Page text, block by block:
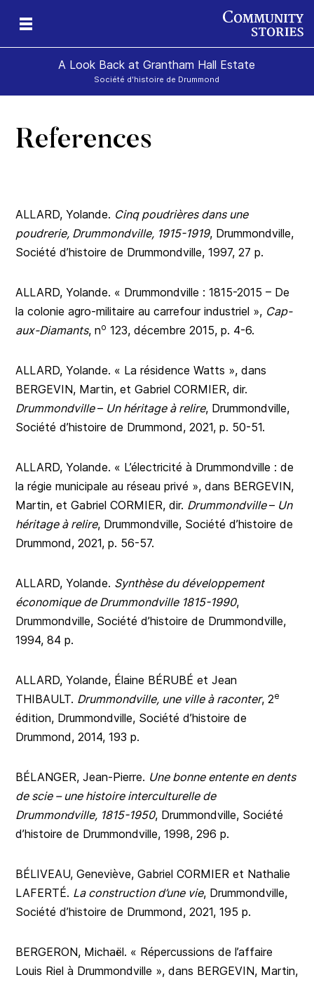
A Look Back at Grantham Hall Estate
Société d'histoire de Drummond
References
ALLARD, Yolande. Cinq poudrières dans une
poudrerie, Drummondville, 1915-1919, Drummondville,
Société d’histoire de Drummondville, 1997, 27 p.
ALLARD, Yolande. « Drummondville : 1815-2015 – De
la colonie agro-militaire au carrefour industriel », Cap-
aux-Diamants, no 123, décembre 2015, p. 4-6.
ALLARD, Yolande. « La résidence Watts », dans
BERGEVIN, Martin, et Gabriel CORMIER, dir.
Drummondville– Un héritage à relire, Drummondville,
Société d’histoire de Drummond, 2021, p. 50-51.
ALLARD, Yolande. « L’électricité à Drummondville : de
la régie municipale au réseau privé », dans BERGEVIN,
Martin, et Gabriel CORMIER, dir. Drummondville– Un
héritage à relire, Drummondville, Société d’histoire de
Drummond, 2021, p. 56-57.
ALLARD, Yolande. Synthèse du développement
économique de Drummondville 1815-1990,
Drummondville, Société d’histoire de Drummondville,
1994, 84 p.
ALLARD, Yolande, Élaine BÉRUBÉ et Jean
THIBAULT. Drummondville, une ville à raconter, 2e
édition, Drummondville, Société d’histoire de
Drummond, 2014, 193 p.
BÉLANGER, Jean-Pierre. Une bonne entente en dents
de scie – une histoire interculturelle de
Drummondville, 1815-1950, Drummondville, Société
d’histoire de Drummondville, 1998, 296 p.
BÉLIVEAU, Geneviève, Gabriel CORMIER et Nathalie
LAFERTÉ. La construction d’une vie, Drummondville,
Société d’histoire de Drummond, 2021, 195 p.
BERGERON, Michaël. « Répercussions de l’affaire
Louis Riel à Drummondville », dans BERGEVIN, Martin,